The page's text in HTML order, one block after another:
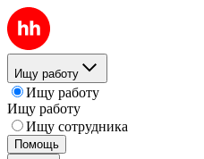
Ищу работу
Ищу работу
Ищу работу
Ищу сотрудника
Помощь